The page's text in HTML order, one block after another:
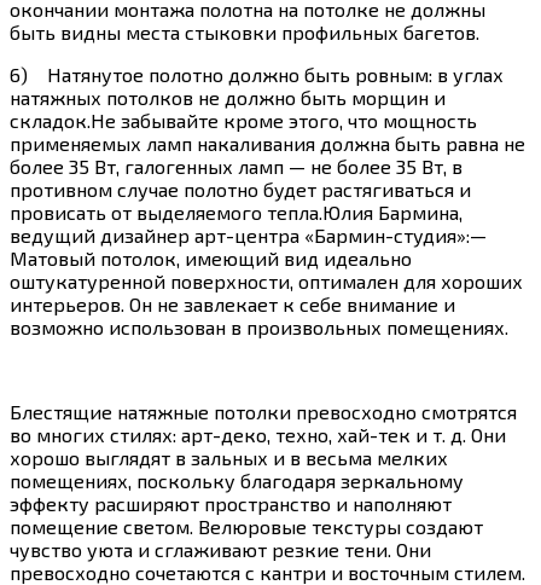
окончании монтажа полотна на потолке не должны
быть видны места стыковки профильных багетов.
6) Натянутое полотно должно быть ровным: в углах
натяжных потолков не должно быть морщин и
складок.Не забывайте кроме этого, что мощность
применяемых ламп накаливания должна быть равна не
более 35 Вт, галогенных ламп — не более 35 Вт, в
противном случае полотно будет растягиваться и
провисать от выделяемого тепла.Юлия Бармина,
ведущий дизайнер арт-центра «Бармин-студия»:—
Матовый потолок, имеющий вид идеально
оштукатуренной поверхности, оптимален для хороших
интерьеров. Он не завлекает к себе внимание и
возможно использован в произвольных помещениях.
Блестящие натяжные потолки превосходно смотрятся
во многих стилях: арт-деко, техно, хай-тек и т. д. Они
хорошо выглядят в зальных и в весьма мелких
помещениях, поскольку благодаря зеркальному
эффекту расширяют пространство и наполняют
помещение светом. Велюровые текстуры создают
чувство уюта и сглаживают резкие тени. Они
превосходно сочетаются с кантри и восточным стилем.